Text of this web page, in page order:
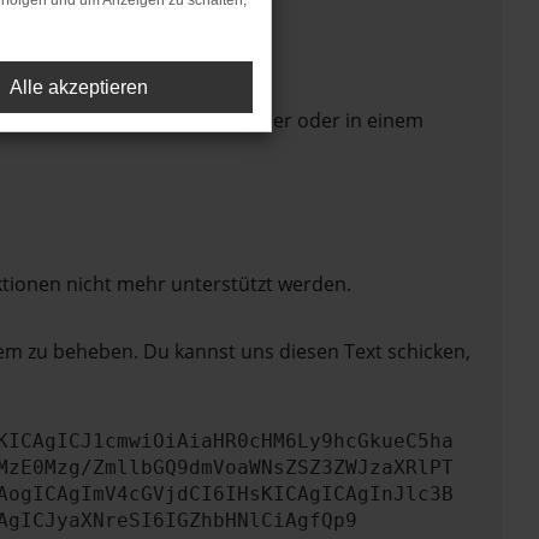
in einem anderen Browser oder in einem
nicht mehr unterstützt werden.
zu beheben. Du kannst uns diesen Text schicken,
ZmllbGQ9dmVoaWNsZSZ3ZWJzaXRlPT
Alle akzeptieren